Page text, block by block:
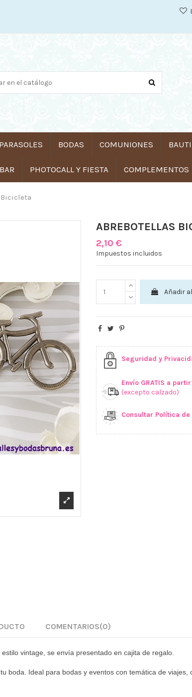
BODAS COMUNIONES
PHOTOCALL Y FIESTA COMPLEMENTOS
ABREBOTELLAS
2,10 €
Impuestos incluidos
Añadir
Seguridad y
Envío GRATIS a
(excepto calzado)
Consultar Política de
COMENTARIOS(0)
vintage, se envía presentado en cajita de regalo.
boda. Ideal para bodas y eventos con temática de